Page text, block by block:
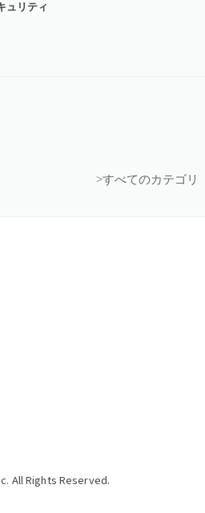
ュリティ
>すべてのカテゴリ
All Rights Reserved.